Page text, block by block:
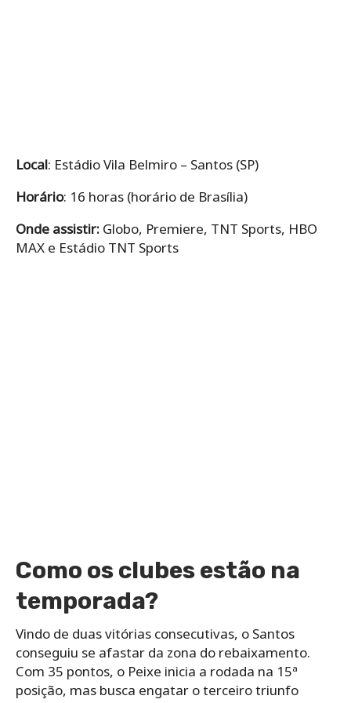
Local: Estádio Vila Belmiro – Santos (SP)
Horário: 16 horas (horário de Brasília)
Onde assistir: Globo, Premiere, TNT Sports, HBO
MAX e Estádio TNT Sports
Como os clubes estão na
temporada?
Vindo de duas vitórias consecutivas, o Santos
conseguiu se afastar da zona do rebaixamento.
Com 35 pontos, o Peixe inicia a rodada na 15ª
posição, mas busca engatar o terceiro triunfo